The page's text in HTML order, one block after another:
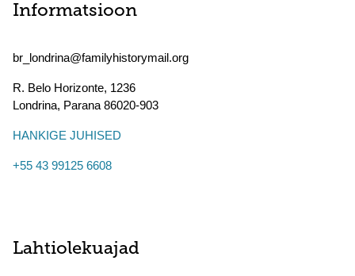
Informatsioon
br_londrina@familyhistorymail.org
R. Belo Horizonte, 1236
Londrina, Parana 86020-903
HANKIGE JUHISED
+55 43 99125 6608
Lahtiolekuajad